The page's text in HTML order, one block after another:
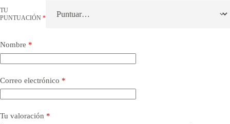
TU
PUNTUACIÓN *
Nombre *
Correo electrónico *
Tu valoración *